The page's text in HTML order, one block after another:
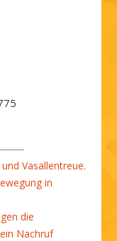
Vasallentreue.
in
die
Nachruf